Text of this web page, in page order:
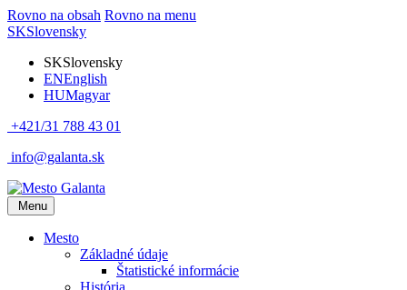
Rovno na obsah Rovno na menu
SKSlovensky
SKSlovensky
ENEnglish
HUMagyar
+421/31 788 43 01
info@galanta.sk
Menu
Mesto
Základné údaje
Štatistické informácie
História